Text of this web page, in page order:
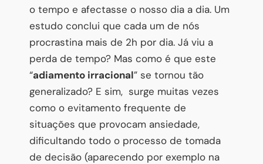
o tempo e afectasse o nosso dia a dia. Um
estudo conclui que cada um de nós
procrastina mais de 2h por dia. Já viu a
perda de tempo? Mas como é que este
“adiamento irracional” se tornou tão
generalizado? E sim, surge muitas vezes
como o evitamento frequente de
situações que provocam ansiedade,
dificultando todo o processo de tomada
de decisão (aparecendo por exemplo na